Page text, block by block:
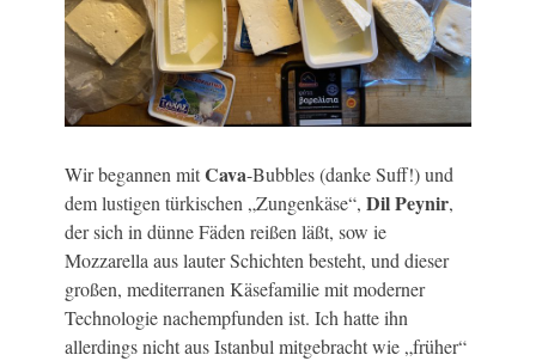
Wir begannen mitCava-Bubbles (danke Suff!) und
dem lustigen türkischen „Zungenkäse“, Dil Peynir,
der sich in dünne Fäden reißen läßt, sow ie
Mozzarella aus lauter Schichten besteht, und dieser
großen, mediterranen Käsefamilie mit moderner
Technologie nachempfunden ist. Ich hatte ihn
allerdings nicht aus Istanbul mitgebracht wie „früher“